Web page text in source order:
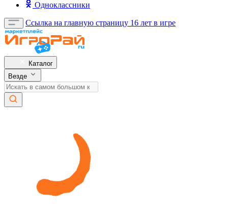
Одноклассники
Ссылка на главную страницу 16 лет в игре
Каталог
Везде